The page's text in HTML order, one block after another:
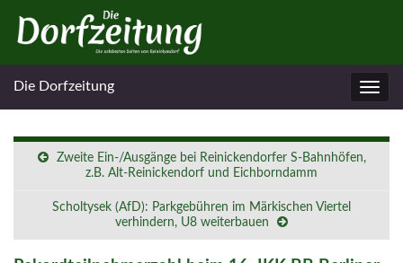
Die Dorfzeitung
Zweite Ein-/Ausgänge bei Reinickendorfer S-Bahnhöfen,
z.B. Alt-Reinickendorf und Eichborndamm
Scholtysek (AfD): Parkgebühren im Märkischen Viertel
verhindern, U8 weiterbauen